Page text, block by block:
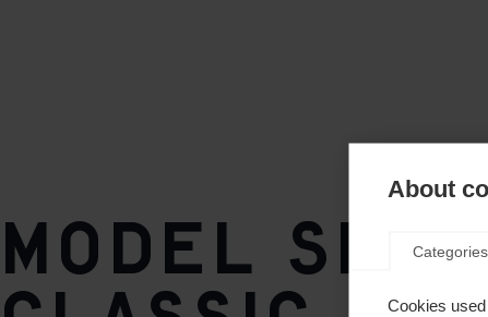
TURNAMIC® Race Classic
Model
About
Categories
Cookies